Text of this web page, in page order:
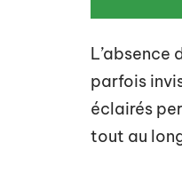
L’absence
parfois
éclairés
tout au